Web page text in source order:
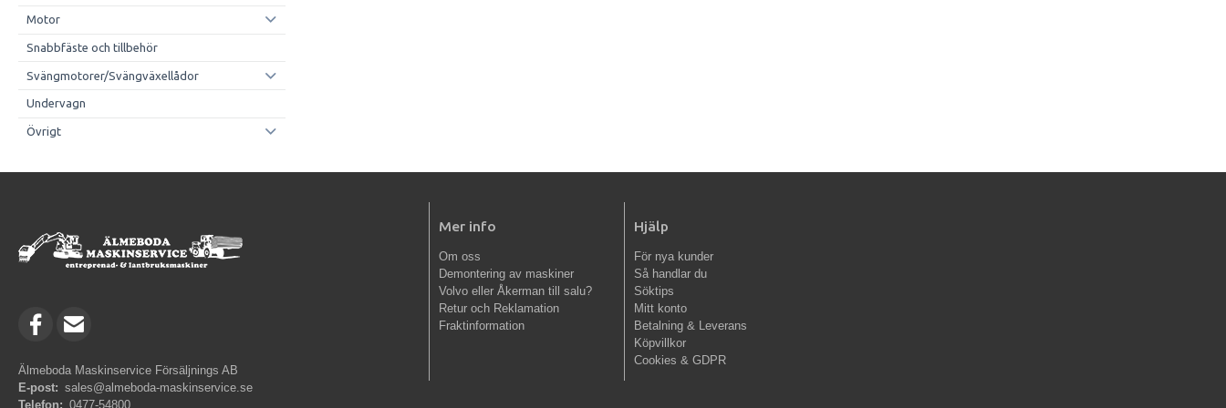
Motor
Snabbfäste och tillbehör
Svängmotorer/Svängväxellådor
Undervagn
Övrigt
Älmeboda Maskinservice Försäljnings AB
E-post: sales@almeboda-maskinservice.se
Telefon: 0477-54800
Mer info
Om oss
Demontering av maskiner
Volvo eller Åkerman till salu?
Retur och Reklamation
Fraktinformation
Hjälp
För nya kunder
Så handlar du
Söktips
Mitt konto
Betalning & Leverans
Köpvillkor
Cookies & GDPR